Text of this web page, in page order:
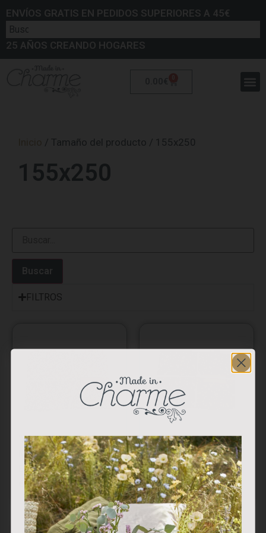
ENVÍOS GRATIS EN PEDIDOS SUPERIORES A 45€
25 AÑOS CREANDO HOGARES
/ Tamaño del producto / 155x250
155x250
Buscar
FILTROS
“Aix-en-Provence”:
Mantel Resinado
Beige/Rojo
62.00€ - 87.00€
“Aix-en-Provence”:
Mantel Resinado
Ébano
62.00€ - 87.00€